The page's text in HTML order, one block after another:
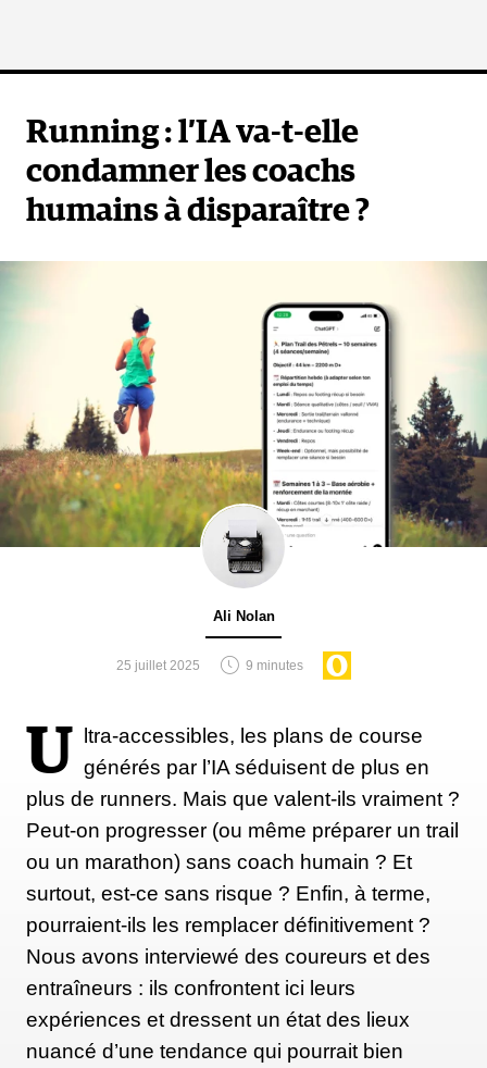
Running : l’IA va-t-elle
condamner les coachs
humains à disparaître ?
Ali Nolan
25 juillet 2025 9 minutes
U ltra-accessibles, les plans de course
générés par l’IA séduisent de plus en
plus de runners. Mais que valent-ils vraiment ?
Peut-on progresser (ou même préparer un trail
ou un marathon) sans coach humain ? Et
surtout, est-ce sans risque ? Enfin, à terme,
pourraient-ils les remplacer définitivement ?
Nous avons interviewé des coureurs et des
entraîneurs : ils confrontent ici leurs
expériences et dressent un état des lieux
nuancé d’une tendance qui pourrait bien